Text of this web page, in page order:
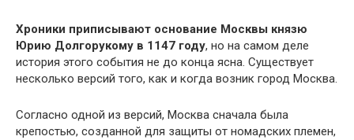
Хроники приписывают основание Москвы князю
Юрию Долгорукому в 1147 году, но на самом деле
история этого события не до конца ясна. Существует
несколько версий того, как и когда возник город Москва.
Согласно одной из версий, Москва сначала была
крепостью, созданной для защиты от номадских племен,